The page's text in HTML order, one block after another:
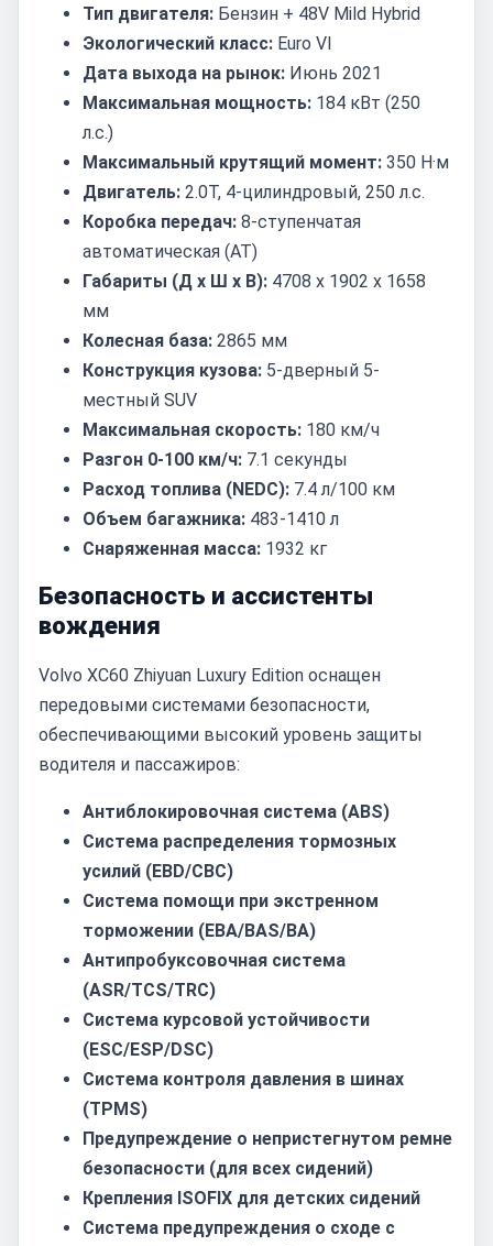
Тип двигателя: Бензин + 48V Mild Hybrid
Экологический класс: Euro VI
Дата выхода на рынок: Июнь 2021
Максимальная мощность: 184 кВт (250
л.с.)
Максимальный крутящий момент: 350 Н·м
Двигатель: 2.0T, 4-цилиндровый, 250 л.с.
Коробка передач: 8-ступенчатая
автоматическая (AT)
Габариты (Д x Ш x В): 4708 x 1902 x 1658
мм
Колесная база: 2865 мм
Конструкция кузова: 5-дверный 5-
местный SUV
Максимальная скорость: 180 км/ч
Разгон 0-100 км/ч: 7.1 секунды
Расход топлива (NEDC): 7.4 л/100 км
Объем багажника: 483-1410 л
Снаряженная масса: 1932 кг
Безопасность и ассистенты
вождения
Volvo XC60 Zhiyuan Luxury Edition оснащен
передовыми системами безопасности,
обеспечивающими высокий уровень защиты
водителя и пассажиров:
Антиблокировочная система (ABS)
Система распределения тормозных
усилий (EBD/CBC)
Система помощи при экстренном
торможении (EBA/BAS/BA)
Антипробуксовочная система
(ASR/TCS/TRC)
Система курсовой устойчивости
(ESC/ESP/DSC)
Система контроля давления в шинах
(TPMS)
Предупреждение о непристегнутом ремне
безопасности (для всех сидений)
Крепления ISOFIX для детских сидений
Система предупреждения о сходе с